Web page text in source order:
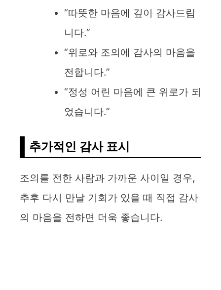
“따뜻한 마음에 깊이 감사드립
니다.”
“위로와 조의에 감사의 마음을
전합니다.”
“정성 어린 마음에 큰 위로가 되
었습니다.”
추가적인 감사 표시
조의를 전한 사람과 가까운 사이일 경우,
추후 다시 만날 기회가 있을 때 직접 감사
의 마음을 전하면 더욱 좋습니다.